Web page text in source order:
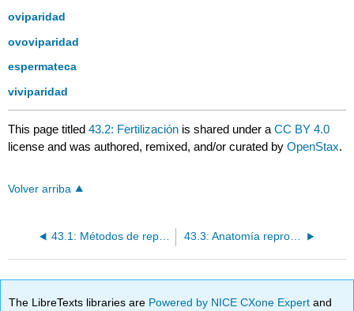
oviparidad
ovoviparidad
espermateca
viviparidad
This page titled43.2: Fertilización is shared under aCC BY 4.0
license and was authored, remixed, and/or curated byOpenStax.
Volver arriba
43.1: Métodos de reproducción 43.3: Anatomía reproductiva humana y gametogénesis
The LibreTexts libraries are Powered by NICE CXone Expertand